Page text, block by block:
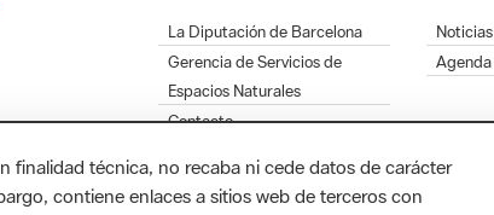
La Diputación de Barcelona
Gerencia de Servicios de
Espacios Naturales
Contacto
Noticias
Agenda
finalidad técnica, no recaba ni cede datos de carácter
contiene enlaces a sitios web de terceros con